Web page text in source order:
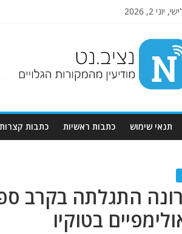
יוני 2, 2026
תנאי שימוש כתבות ראשיות כתבות קצרות
התגלתה בקרב
בטוקיו